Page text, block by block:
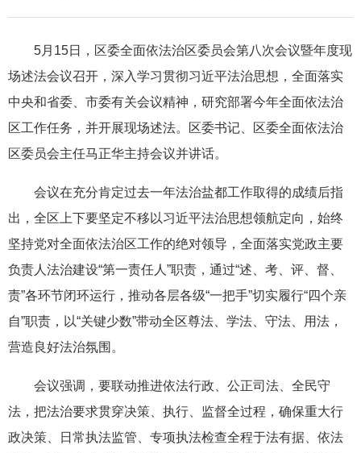
5月15日，区委全面依法治区委员会第八次会议暨年度现
场述法会议召开，深入学习贯彻习近平法治思想，全面落实
中央和省委、市委有关会议精神，研究部署今年全面依法治
区工作任务，并开展现场述法。区委书记、区委全面依法治
区委员会主任马正华主持会议并讲话。
会议在充分肯定过去一年法治盐都工作取得的成绩后指
出，全区上下要坚定不移以习近平法治思想领航定向，始终
坚持党对全面依法治区工作的绝对领导，全面落实党政主要
负责人法治建设“第一责任人”职责，通过“述、考、评、督、
责”各环节闭环运行，推动各层各级“一把手”切实履行“四个亲
自”职责，以“关键少数”带动全区尊法、学法、守法、用法，
营造良好法治氛围。
会议强调，要联动推进依法行政、公正司法、全民守
法，把法治要求贯穿决策、执行、监督全过程，确保重大行
政决策、日常执法监管、专项执法检查全程于法有据、依法